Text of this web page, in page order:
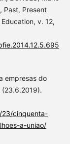
Past, Present
v. 12,
empresas do
(23.6.2019).
23/cinquenta-
a-uniao/